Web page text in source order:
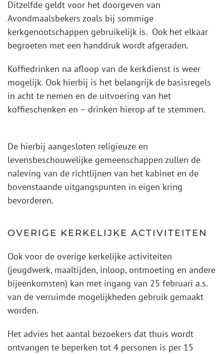
Ditzelfde geldt voor het doorgeven van
Avondmaalsbekers zoals bij sommige
kerkgenootschappen gebruikelijk is. Ook het elkaar
begroeten met een handdruk wordt afgeraden.
Koffiedrinken na afloop van de kerkdienst is weer
mogelijk. Ook hierbij is het belangrijk de basisregels
in acht te nemen en de uitvoering van het
koffieschenken en – drinken hierop af te stemmen.
De hierbij aangesloten religieuze en
levensbeschouwelijke gemeenschappen zullen de
naleving van de richtlijnen van het kabinet en de
bovenstaande uitgangspunten in eigen kring
bevorderen.
OVERIGE KERKELIJKE ACTIVITEITEN
Ook voor de overige kerkelijke activiteiten
(jeugdwerk, maaltijden, inloop, ontmoeting en andere
bijeenkomsten) kan met ingang van 25 februari a.s.
van de verruimde mogelijkheden gebruik gemaakt
worden.
Het advies het aantal bezoekers dat thuis wordt
ontvangen te beperken tot 4 personen is per 15